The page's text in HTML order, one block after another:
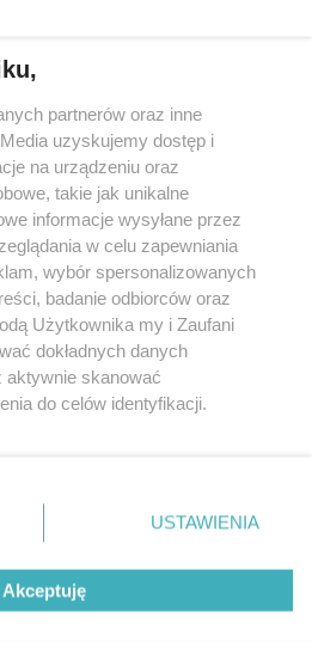
nie może być powielany i
w jakikolwiek sposób (w
na jakimkolwiek polu
włącznie z umieszczaniem w
właściciela praw. Jakiekolwiek użycie lub
lub w części z naruszeniem prawa,
pod groźbą kary i może być
Grupa ZPR Media
partnerów oraz inne
uzyskujemy dostęp i
na urządzeniu oraz
takie jak unikalne
informacje wysyłane przez
w celu zapewniania
wybór spersonalizowanych
badanie odbiorców oraz
Użytkownika my i Zaufani
dokładnych danych
aktywnie skanować
do celów identyfikacji.
przycisk ustawień prywatności
rogu strony
nie wymagają zgody
sprzeciwić się takiemu
będą miały zastosowanie tylko
USTAWIENIA
Akceptuję